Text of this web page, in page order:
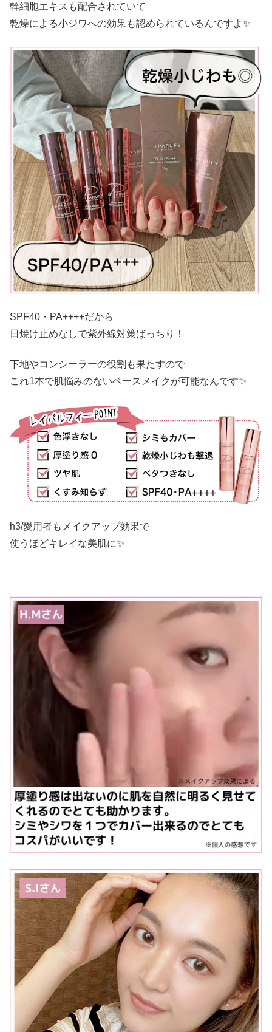
幹細胞エキスも配合されていて
乾燥による小ジワへの効果も認められているんですよ✨
SPF40・PA++++だから
日焼け止めなしで紫外線対策ばっちり！
下地やコンシーラーの役割も果たすので
これ1本で肌悩みのないベースメイクが可能なんです✨
h3/愛用者もメイクアップ効果で
使うほどキレイな美肌に✨